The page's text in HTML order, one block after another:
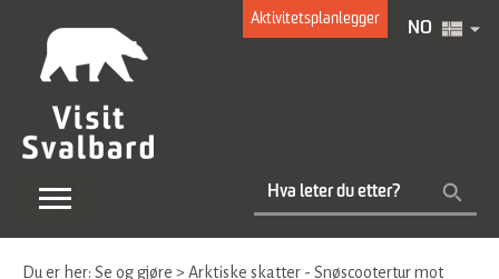
Aktivitetsplanlegger
NO
Du er her: Se og gjøre > Arktiske skatter - Snøscootertur mot